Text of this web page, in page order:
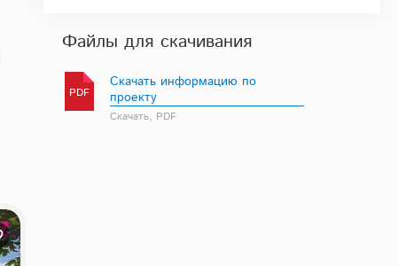
Файлы для скачивания
PDF
Скачать информацию по
проекту
Скачать, PDF